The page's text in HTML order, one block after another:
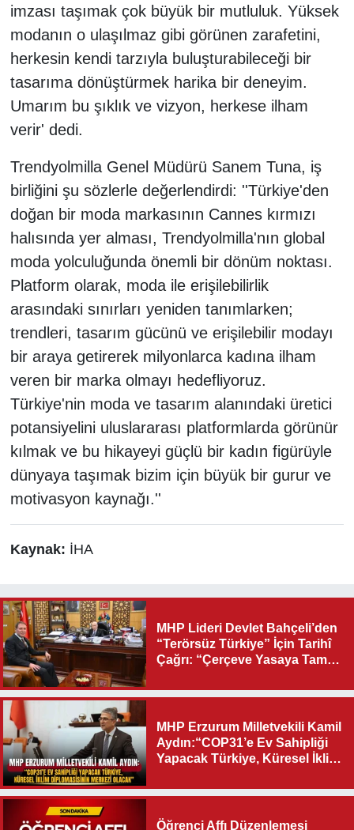
imzası taşımak çok büyük bir mutluluk. Yüksek
modanın o ulaşılmaz gibi görünen zarafetini,
herkesin kendi tarzıyla buluşturabileceği bir
tasarıma dönüştürmek harika bir deneyim.
Umarım bu şıklık ve vizyon, herkese ilham
verir' dedi.
Trendyolmilla Genel Müdürü Sanem Tuna, iş
birliğini şu sözlerle değerlendirdi: ''Türkiye'den
doğan bir moda markasının Cannes kırmızı
halısında yer alması, Trendyolmilla'nın global
moda yolculuğunda önemli bir dönüm noktası.
Platform olarak, moda ile erişilebilirlik
arasındaki sınırları yeniden tanımlarken;
trendleri, tasarım gücünü ve erişilebilir modayı
bir araya getirerek milyonlarca kadına ilham
veren bir marka olmayı hedefliyoruz.
Türkiye'nin moda ve tasarım alanındaki üretici
potansiyelini uluslararası platformlarda görünür
kılmak ve bu hikayeyi güçlü bir kadın figürüyle
dünyaya taşımak bizim için büyük bir gurur ve
motivasyon kaynağı.''
Kaynak: İHA
MHP Lideri Devlet Bahçeli’den
“Terörsüz Türkiye” İçin Tarihî
Çağrı: “Çerçeve Yasaya Tam
MHP Erzurum Milletvekili Kamil
Aydın:“COP31’e Ev Sahipliği
Yapacak Türkiye, Küresel İklim
Olacak"
Öğrenci Affı Düzenlemesi